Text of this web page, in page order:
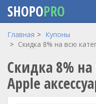
Перейти
содержанию
SHOPOPRO
Главная
Купоны
Скидка 8% на всю
Скидка 8%
Apple